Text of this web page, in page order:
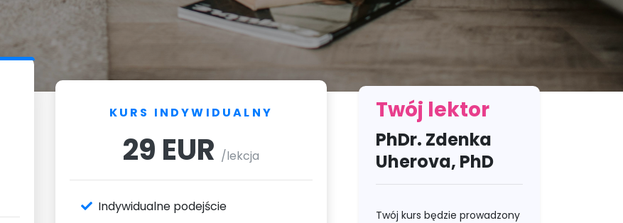
KURS INDYWIDUALNY
29 EUR /lekcja
Indywidualne podejście
Twój lektor
PhDr. Zdenka
Uherova, PhD
Twój kurs będzie prowadzony